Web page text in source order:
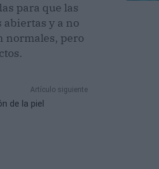
para que las
y a no
normales, pero
Artículo siguiente
de la piel